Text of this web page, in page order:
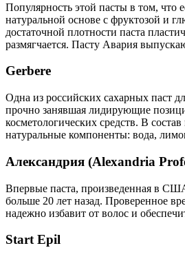
Популярность этой пасты в том, что
натуральной основе с фруктозой и
достаточной плотности паста
размягчается. Пасту Авария
Gerbere
Одна из российских сахарных паст
прочно занявшая лидирующие
косметологических средств. В состав
натуральные компоненты: вода,
Александрия (Alexandria
Впервые паста, произведенная в
больше 20 лет назад. Проверенное
надежно избавит от волос и
Start Epil